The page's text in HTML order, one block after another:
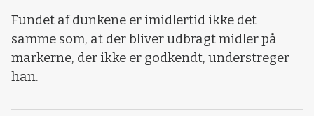
Fundet af dunkene er imidlertid ikke det
samme som, at der bliver udbragt midler på
markerne, der ikke er godkendt, understreger
han.